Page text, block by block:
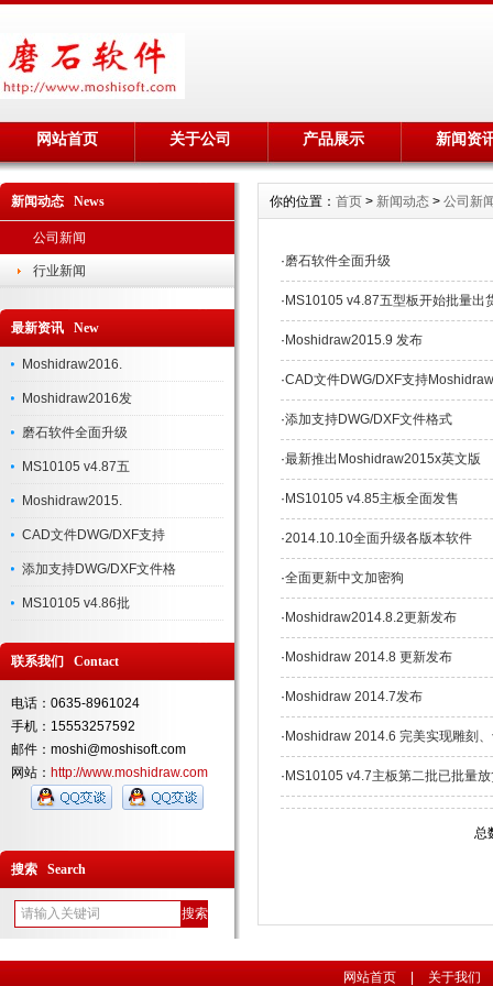
网站首页 关于公司 产品展示 新闻资
新闻动态 News
公司新闻
行业新闻
最新资讯 New
Moshidraw2016.
Moshidraw2016发
磨石软件全面升级
MS10105 v4.87五
Moshidraw2015.
CAD文件DWG/DXF支持
添加支持DWG/DXF文件格
MS10105 v4.86批
联系我们 Contact
电话：0635-8961024
手机：15553257592
邮件：moshi@moshisoft.com
网站： http://www.moshidraw.com
搜索 Search
你的位置： 首页 > 新闻动态 > 公司新
·磨石软件全面升级
· MS10105 v4.87五型板开始批量出
· Moshidraw2015.9 发布
·CAD文件DWG/DXF支持
·添加支持DWG/DXF文件格式
·最新推出Moshidraw2015x英文版
· MS10105 v4.85主板全面发售
·2014.10.10全面升级各版本软件
·全面更新中文加密狗
· Moshidraw2014.8.2更新发布
· Moshidraw 2014.8 更新发布
· Moshidraw 2014.7发布
· Moshidraw 2014.6 完美实现雕刻
· MS10105 v4.7主板第二批已批量
总
网站首页 关于我们